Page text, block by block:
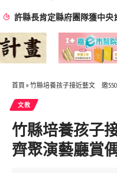
獲中央肯定 重大建設持續加速
首頁 » 竹縣培養孩子接近藝文 邀550
文教
竹縣培養孩子
齊聚演藝廳賞